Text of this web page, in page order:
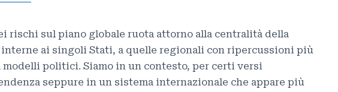
rischi sul piano globale ruota attorno alla centralità della
ai singoli Stati, a quelle regionali con ripercussioni più
modelli politici. Siamo in un contesto, per certi versi
seppure in un sistema internazionale che appare più